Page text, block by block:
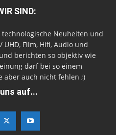
SIND:
Neuheiten und
Film, Hifi, Audio und
berichten so objektiv wie
darf bei so einem
aber auch nicht fehlen ;)
auf...